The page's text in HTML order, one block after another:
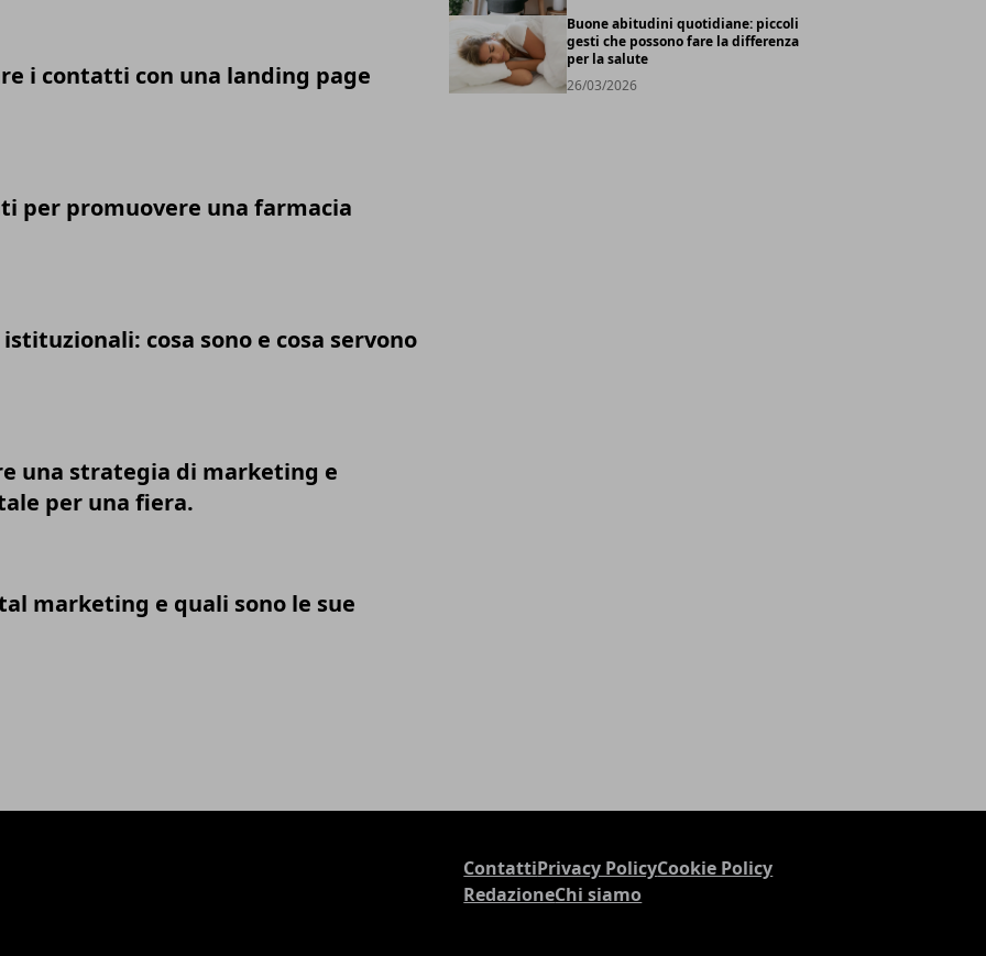
i contatti con una landing page
per promuovere una farmacia
cosa sono e cosa servono
una strategia di marketing e
per una fiera.
marketing e quali sono le sue
Buone abitudini quotidiane: piccoli
gesti che possono fare la differenza
per la salute
26/03/2026
ContattiPrivacy PolicyCookie Policy
RedazioneChi siamo